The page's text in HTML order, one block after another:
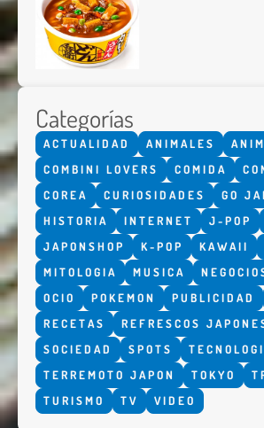
Categorías
ACTUALIDAD ANIMALES
COMBINI LOVERS
COMIDA
COREA
CURIOSIDADES
GO
HISTORIA
INTERNET J-POP
JAPONSHOP
K-POP KAWAII
MITOLOGIA
MUSICA
OCIO
POKEMON PUBLICIDAD
RECETAS
REFRESCOS
SOCIEDAD
SPOTS
TERREMOTO JAPON
TOKYO
TURISMO
TV VIDEO